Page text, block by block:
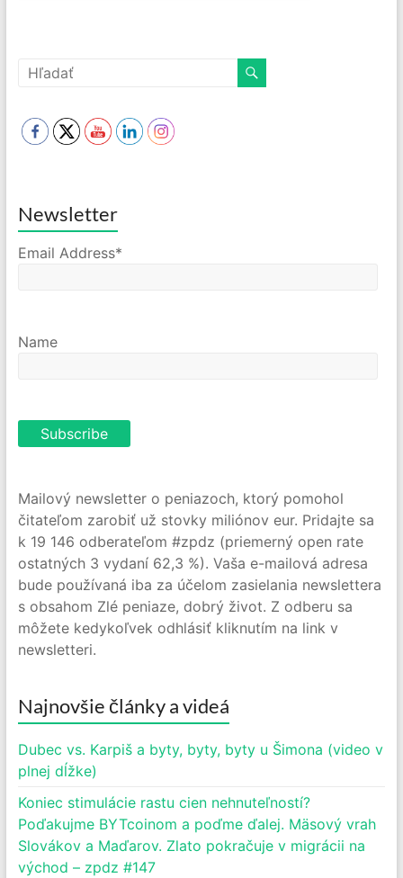
Newsletter
Email Address*
Name
Mailový newsletter o peniazoch, ktorý pomohol
čitateľom zarobiť už stovky miliónov eur. Pridajte sa
k 19 146 odberateľom #zpdz (priemerný open rate
ostatných 3 vydaní 62,3 %). Vaša e-mailová adresa
bude používaná iba za účelom zasielania newslettera
s obsahom Zlé peniaze, dobrý život. Z odberu sa
môžete kedykoľvek odhlásiť kliknutím na link v
newsletteri.
Najnovšie články a videá
Dubec vs. Karpiš a byty, byty, byty u Šimona (video v
plnej dĺžke)
Koniec stimulácie rastu cien nehnuteľností?
Poďakujme BYTcoinom a poďme ďalej. Mäsový vrah
Slovákov a Maďarov. Zlato pokračuje v migrácii na
východ – zpdz #147